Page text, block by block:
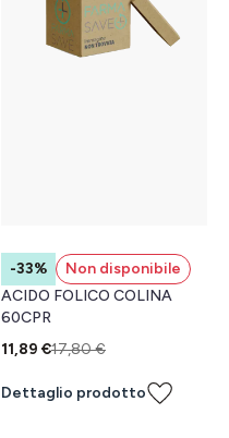
-33%
Non disponibile
ACIDO FOLICO COLINA
60CPR
11,89 €17,80 €
Dettaglio prodotto